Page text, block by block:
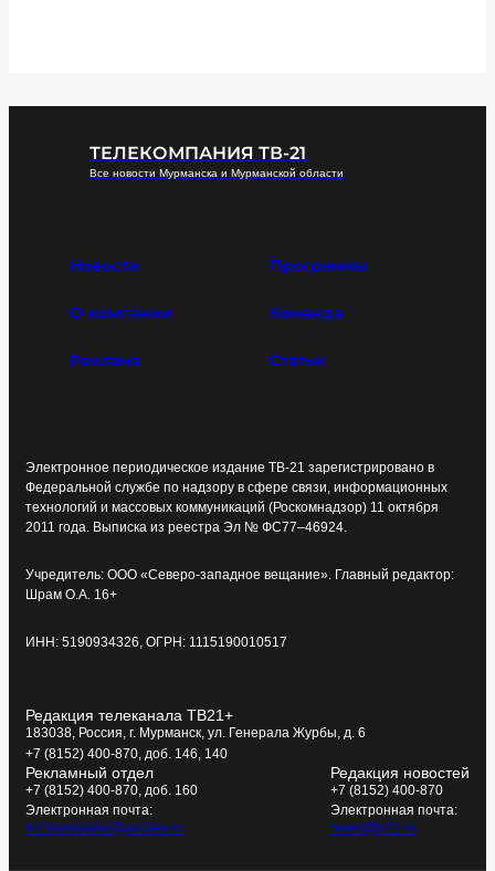
ТЕЛЕКОМПАНИЯ ТВ-21
Все новости Мурманска и Мурманской области
Новости Программы
О компании Команда
Реклама Статьи
Электронное периодическое издание ТВ-21 зарегистрировано в
Федеральной службе по надзору в сфере связи, информационных
технологий и массовых коммуникаций (Роскомнадзор) 11 октября
2011 года. Выписка из реестра Эл № ФС77–46924.
Учредитель: ООО «Северо-западное вещание». Главный редактор:
Шрам О.А. 16+
ИНН: 5190934326, ОГРН: 1115190010517
Редакция телеканала ТВ21+
183038, Россия, г. Мурманск, ул. Генерала Журбы, д. 6
+7 (8152) 400-870, доб. 146, 140
Рекламный отдел
+7 (8152) 400-870, доб. 160
Электронная почта:
tv21kompania@yandex.ru
Редакция новостей
+7 (8152) 400-870
Электронная почта:
news@tv21.ru